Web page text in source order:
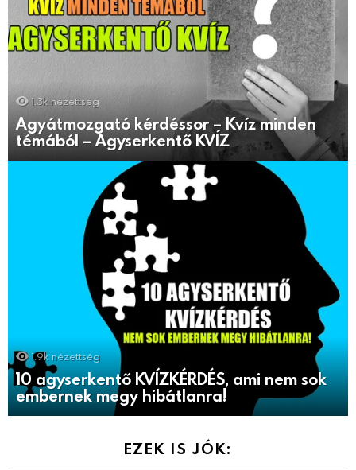
1.3k nézettség
Agyátmozgató kérdéssor – Kvíz minden
témából – Agyserkentő KVÍZ
1.9k nézettség
10 agyserkentő KVÍZKÉRDÉS, ami nem sok
embernek megy hibátlanra!
EZEK IS JÓK: